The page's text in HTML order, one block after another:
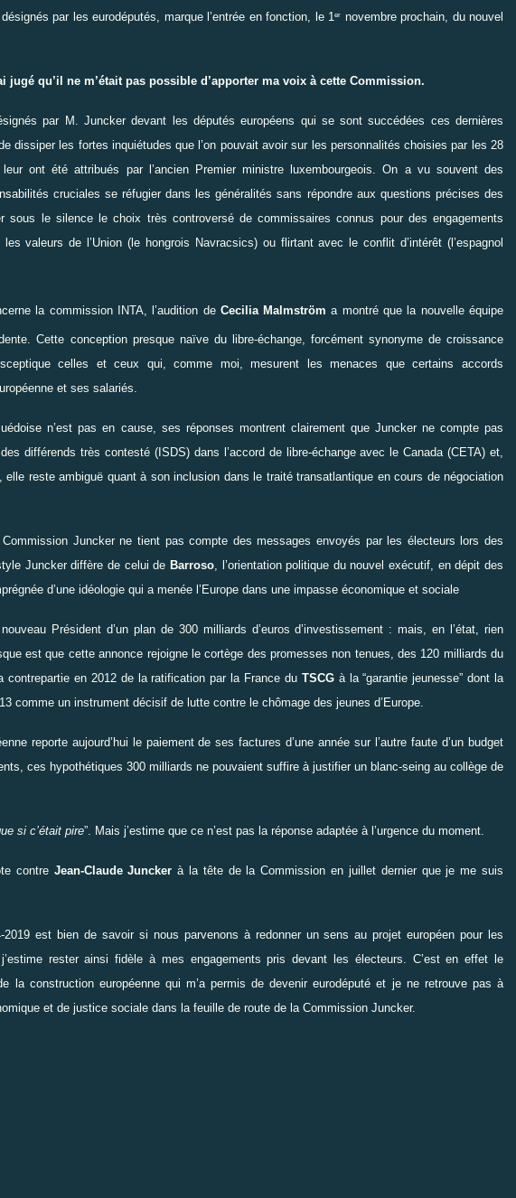
par les eurodéputés, marque l’entrée en fonction, le 1 er novembre prochain, du nouvel
jugé qu’il ne m’était pas possible d’apporter ma voix à cette Commission.
par M. Juncker devant les députés européens qui se sont succédées ces dernières
dissiper les fortes inquiétudes que l’on pouvait avoir sur les personnalités choisies par les 28
ont été attribués par l’ancien Premier ministre luxembourgeois. On a vu souvent des
cruciales se réfugier dans les généralités sans répondre aux questions précises des
le silence le choix très controversé de commissaires connus pour des engagements
valeurs de l’Union (le hongrois Navracsics) ou flirtant avec le conflit d’intérêt (l’espagnol
la commission INTA, l’audition de Cecilia Malmström a montré que la nouvelle équipe
Cette conception presque naïve du libre-échange, forcément synonyme de croissance
celles et ceux qui, comme moi, mesurent les menaces que certains accords
et ses salariés
n’est pas en cause, ses réponses montrent clairement que Juncker ne compte pas
différends très contesté (ISDS) dans l’accord de libre-échange avec le Canada (CETA) et,
reste ambiguë quant à son inclusion dans le traité transatlantique en cours de négociation
Juncker ne tient pas compte des messages envoyés par les électeurs lors des
Juncker diffère de celui de Barroso, l’orientation politique du nouvel exécutif, en dépit des
d’une idéologie qui a menée l’Europe dans une impasse économique et sociale
Président d’un plan de 300 milliards d’euros d’investissement : mais, en l’état, rien
est que cette annonce rejoigne le cortège des promesses non tenues, des 120 milliards du
contrepartie en 2012 de la ratification par la France du TSCGà la “garantie jeunesse” dont la
comme un instrument décisif de lutte contre le chômage des jeunes d’Europe.
reporte aujourd’hui le paiement de ses factures d’une année sur l’autre faute d’un budget
ces hypothétiques 300 milliards ne pouvaient suffire à justifier un blanc-seing au collège de
si c’était pire”. Mais j’estime que ce n’est pas la réponse adaptée à l’urgence du moment.
contre Jean-Claude Juncker à la tête de la Commission en juillet dernier que je me suis
2019 est bien de savoir si nous parvenons à redonner un sens au projet européen pour les
j’estime rester ainsi fidèle à mes engagements pris devant les électeurs. C’est en effet le
la construction européenne qui m’a permis de devenir eurodéputé et je ne retrouve pas à
et de justice sociale dans la feuille de route de la Commission Juncker.